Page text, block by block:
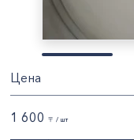
Цена
1 600 〒 / шт